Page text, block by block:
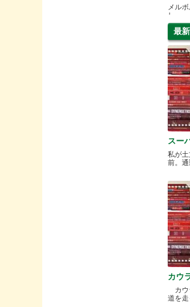
メル
し
最
スー
私が
前。
カウ
カウ
道を